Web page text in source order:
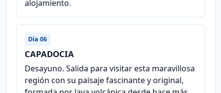
alojamiento.
Día 06
CAPADOCIA
Desayuno. Salida para visitar esta maravillosa
región con su paisaje fascinante y original,